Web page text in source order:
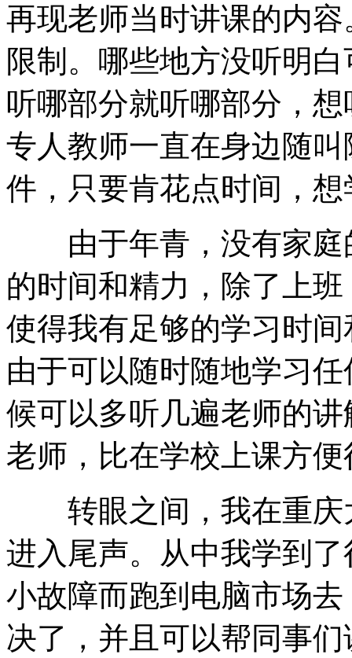
再现老师当时讲课的内
限制。哪些地方没听明
听哪部分就听哪部分，
专人教师一直在身边随
件，只要肯花点时间，
由于年青，没有家庭
的时间和精力，除了上
使得我有足够的学习时
由于可以随时随地学习
候可以多听几遍老师的
老师，比在学校上课方
转眼之间，我在重庆
进入尾声。从中我学到
小故障而跑到电脑市场
决了，并且可以帮同事